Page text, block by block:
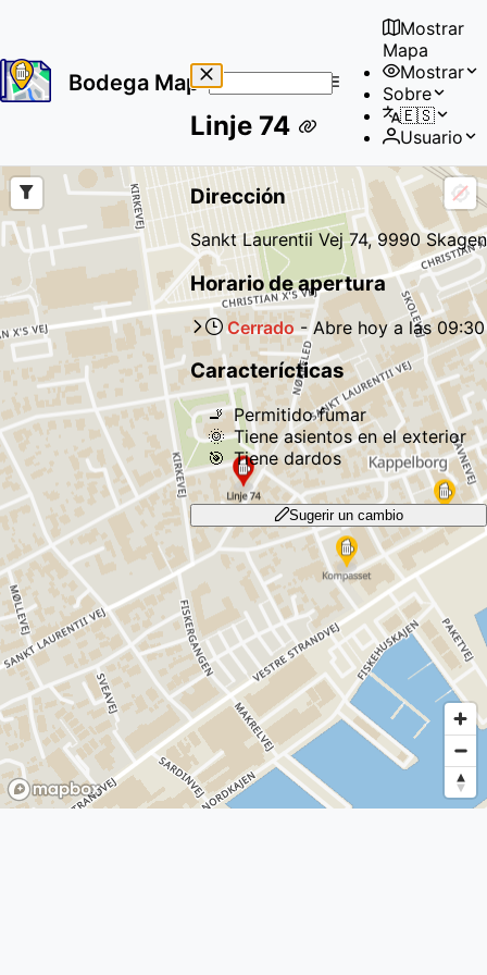
Bodega Map
results
Mostrar
Mapa
Mostrar
Sobre
🇪🇸
Usuario
Linje 74
Dirección
Sankt Laurentii Vej 74, 9990 Skagen
Horario de apertura
Cerrado-Abre hoya las09:30
Caracterícticas
🚬 Permitido fumar
🌞 Tiene asientos en el exterior
🎯 Tiene dardos
Sugerir un cambio